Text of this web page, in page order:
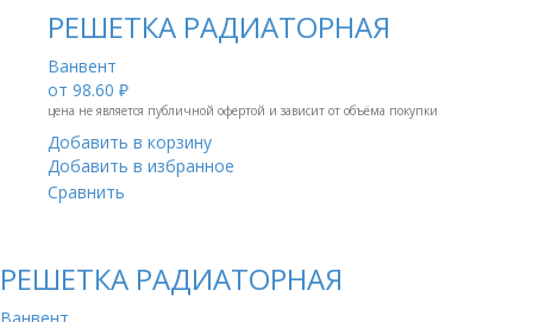
РЕШЕТКА РАДИАТОРНАЯ
Ванвент
от 98.60 ₽
цена не является публичной офертой и зависит от объёма покупки
Добавить в корзину
Добавить в избранное
Сравнить
РЕШЕТКА РАДИАТОРНАЯ
Ванвент